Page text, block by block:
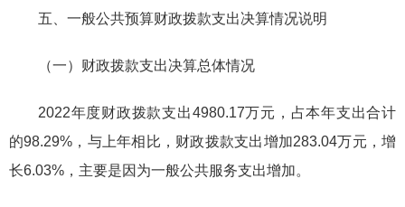
五、一般公共预算财政拨款支出决算情况说明
（一）财政拨款支出决算总体情况
2022年度财政拨款支出4980.17万元，占本年支出合计
的98.29%，与上年相比，财政拨款支出增加283.04万元，增
长6.03%，主要是因为一般公共服务支出增加。